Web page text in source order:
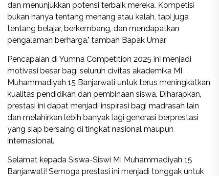
dan menunjukkan potensi terbaik mereka. Kompetisi
bukan hanya tentang menang atau kalah, tapi juga
tentang belajar, berkembang, dan mendapatkan
pengalaman berharga," tambah Bapak Umar.
Pencapaian di Yumna Competition 2025 ini menjadi
motivasi besar bagi seluruh civitas akademika MI
Muhammadiyah 15 Banjarwati untuk terus meningkatkan
kualitas pendidikan dan pembinaan siswa. Diharapkan,
prestasi ini dapat menjadi inspirasi bagi madrasah lain
dan melahirkan lebih banyak lagi generasi berprestasi
yang siap bersaing di tingkat nasional maupun
internasional.
Selamat kepada Siswa-Siswi MI Muhammadiyah 15
Banjarwati! Semoga prestasi ini menjadi tonggak untuk